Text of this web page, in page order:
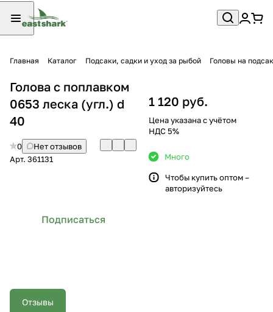
Главная Каталог Подсаки, садки и уход за рыбой Головы на подсак
Голова с поплавком
0653 леска (угл.) d
40
0
Нет отзывов
Арт. 361131
Подписаться
1 120 руб.
Цена указана с учётом
НДС 5%
Много
Чтобы купить оптом –
авторизуйтесь
Отзывы